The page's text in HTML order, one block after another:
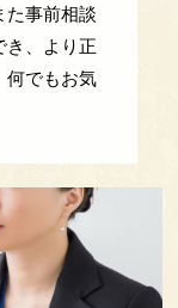
た事前相談
き、より正
何でもお気